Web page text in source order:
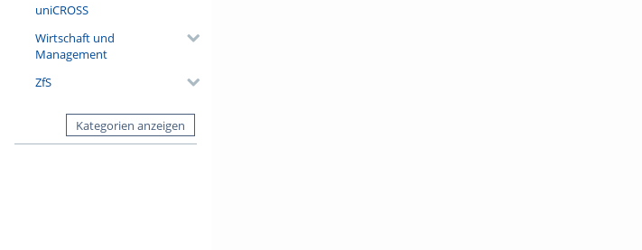
uniCROSS
Wirtschaft und
Management
ZfS
Kategorien anzeigen